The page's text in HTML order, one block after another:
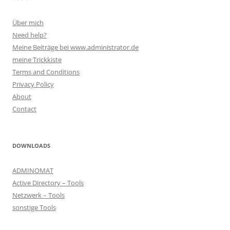
Über mich
Need help?
Meine Beiträge bei www.administrator.de
meine Trickkiste
Terms and Conditions
Privacy Policy
About
Contact
DOWNLOADS
ADMINOMAT
Active Directory – Tools
Netzwerk – Tools
sonstige Tools